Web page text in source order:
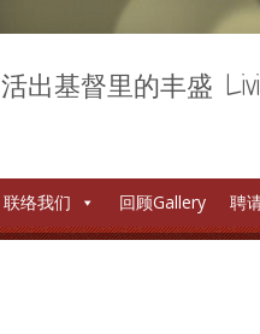
活出基督里的丰盛
联络我们 回顾Gallery 聘